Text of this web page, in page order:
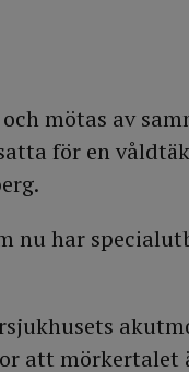
mötas av
för en
nu har
att mörkertalet